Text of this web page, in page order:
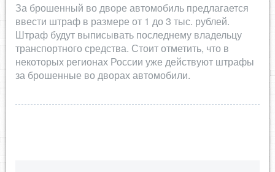
За брошенный во дворе автомобиль предлагается
ввести штраф в размере от 1 до 3 тыс. рублей.
Штраф будут выписывать последнему владельцу
транспортного средства. Стоит отметить, что в
некоторых регионах России уже действуют штрафы
за брошенные во дворах автомобили.